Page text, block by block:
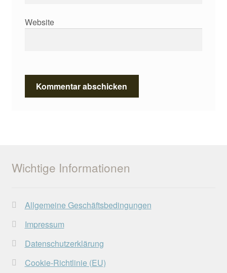
Website
Wichtige Informationen
Allgemeine Geschäftsbedingungen
Impressum
Datenschutzerklärung
Cookie-Richtlinie (EU)